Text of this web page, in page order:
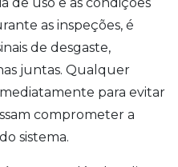
de uso e as condições
as inspeções, é
de desgaste,
juntas. Qualquer
para evitar
comprometer a
sistema.